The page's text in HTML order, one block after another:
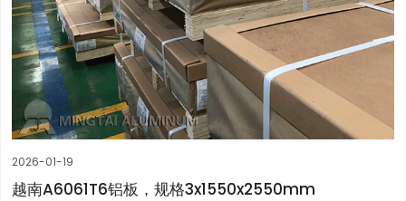
2026-01-19
越南A6061T6铝板，规格3x1550x2550mm